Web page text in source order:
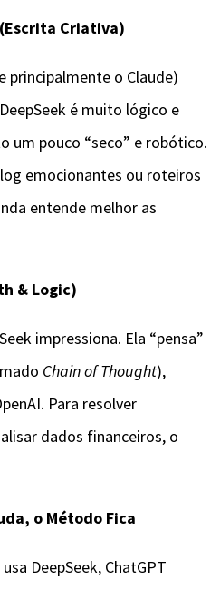
Criativa)
principalmente o Claude)
é muito lógico e
um pouco “seco” e robótico.
emocionantes ou roteiros
entende melhor as
& Logic)
impressiona. Ela “pensa”
Chain of Thought),
Para resolver
dados financeiros, o
o Método Fica
DeepSeek, ChatGPT